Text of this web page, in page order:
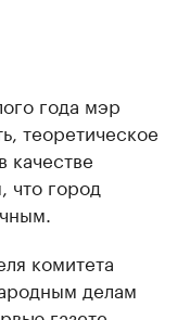
года мэр
теоретическое
качестве
что город
комитета
делам